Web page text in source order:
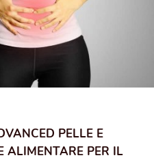
PELLE E
ALIMENTARE PER IL